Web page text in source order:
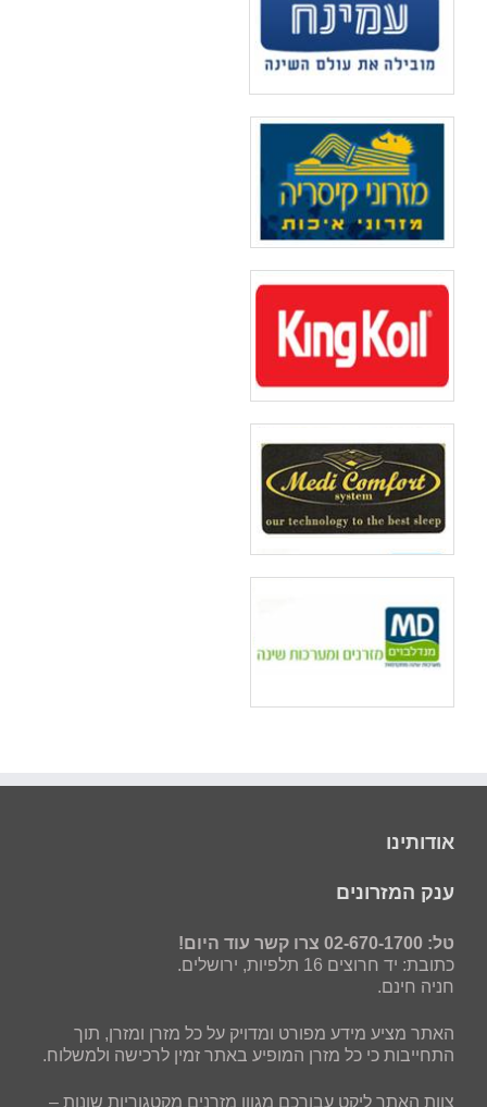
אודותינו
ענק המזרונים
טל: 02-670-1700 צרו קשר עוד היום!
כתובת: יד חרוצים 16 תלפיות, ירושלים.
חניה חינם.
האתר מציע מידע מפורט ומדויק על כל מזרן ומזרן, תוך
התחייבות כי כל מזרן המופיע באתר זמין לרכישה ולמשלוח.
צוות האתר ליקט עבורכם מגוון מזרנים מקטגוריות שונות –